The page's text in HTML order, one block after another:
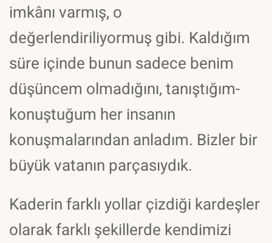
imkânı varmış, o
değerlendiriliyormuş gibi. Kaldığım
süre içinde bunun sadece benim
düşüncem olmadığını, tanıştığım-
konuştuğum her insanın
konuşmalarından anladım. Bizler bir
büyük vatanın parçasıydık.
Kaderin farklı yollar çizdiği kardeşler
olarak farklı şekillerde kendimizi